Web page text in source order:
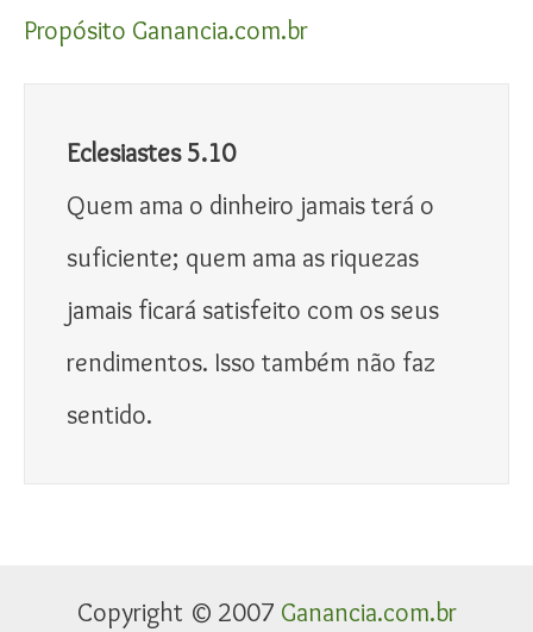
Propósito Ganancia.com.br
Eclesiastes 5.10
Quem ama o dinheiro jamais terá o
suficiente; quem ama as riquezas
jamais ficará satisfeito com os seus
rendimentos. Isso também não faz
sentido.
Copyright © 2007 Ganancia.com.br